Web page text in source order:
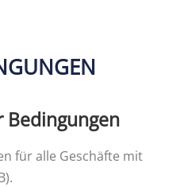
Bedingungen
für alle Geschäfte mit